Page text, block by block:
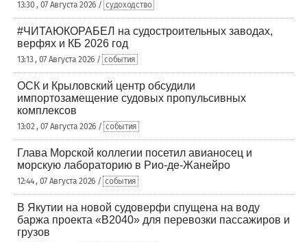
13:30 , 07 Августа 2026 / судоходство
#ЧИТАЮКОРАБЕЛ на судостроительных заводах,
верфях и КБ 2026 год
13:13 , 07 Августа 2026 / события
ОСК и Крыловский центр обсудили
импортозамещение судовых пропульсивных
комплексов
13:02 , 07 Августа 2026 / события
Глава Морской коллегии посетил авианосец и
морскую лабораторию в Рио-де-Жанейро
12:44 , 07 Августа 2026 / события
В Якутии на новой судоверфи спущена на воду
баржа проекта «В2040» для перевозки пассажиров и
грузов